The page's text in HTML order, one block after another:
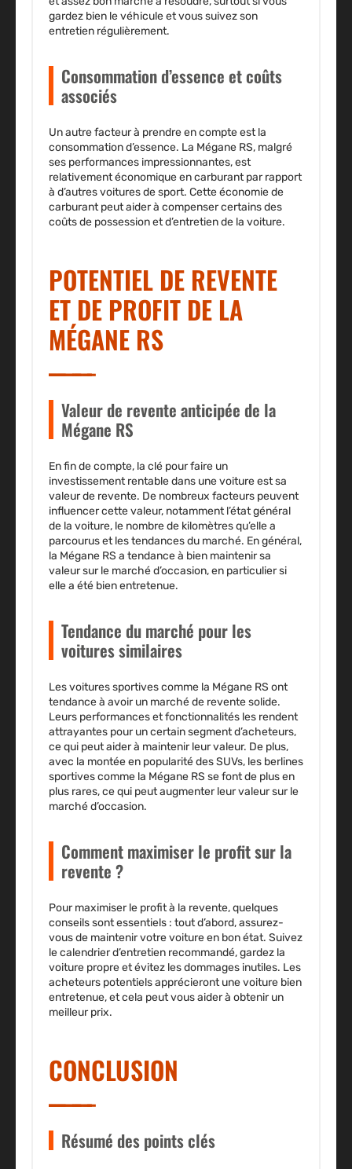
gardez bien le véhicule et vous suivez son
entretien régulièrement.
Consommation d’essence et coûts
associés
Un autre facteur à prendre en compte est la
consommation d’essence. La Mégane RS, malgré
ses performances impressionnantes, est
relativement économique en carburant par rapport
à d’autres voitures de sport. Cette économie de
carburant peut aider à compenser certains des
coûts de possession et d’entretien de la voiture.
POTENTIEL DE REVENTE
ET DE PROFIT DE LA
MÉGANE RS
Valeur de revente anticipée de la
Mégane RS
En fin de compte, la clé pour faire un
investissement rentable dans une voiture est sa
valeur de revente. De nombreux facteurs peuvent
influencer cette valeur, notamment l’état général
de la voiture, le nombre de kilomètres qu’elle a
parcourus et les tendances du marché. En général,
la Mégane RS a tendance à bien maintenir sa
valeur sur le marché d’occasion, en particulier si
elle a été bien entretenue.
Tendance du marché pour les
voitures similaires
Les voitures sportives comme la Mégane RS ont
tendance à avoir un marché de revente solide.
Leurs performances et fonctionnalités les rendent
attrayantes pour un certain segment d’acheteurs,
ce qui peut aider à maintenir leur valeur. De plus,
avec la montée en popularité des SUVs, les berlines
sportives comme la Mégane RS se font de plus en
plus rares, ce qui peut augmenter leur valeur sur le
marché d’occasion.
Comment maximiser le profit sur la
revente ?
Pour maximiser le profit à la revente, quelques
conseils sont essentiels : tout d’abord, assurez-
vous de maintenir votre voiture en bon état. Suivez
le calendrier d’entretien recommandé, gardez la
voiture propre et évitez les dommages inutiles. Les
acheteurs potentiels apprécieront une voiture bien
entretenue, et cela peut vous aider à obtenir un
meilleur prix.
CONCLUSION
Résumé des points clés